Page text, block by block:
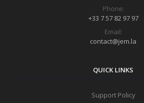
Phone:
+33 7 57 82 97 97
Email:
contact@jem.la
QUICK LINKS
Support Policy